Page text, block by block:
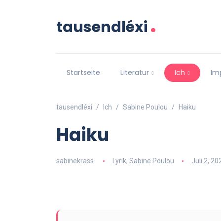
tausendléxi.
Startseite Literatur Ich
tausendléxi Ich Sabine Poulou Haiku
Haiku
sabinekrass Lyrik, Sabine Poulou Juli 2,